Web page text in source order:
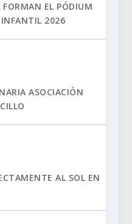
EL PÓDIUM
INFANTIL 2026
ASOCIACIÓN
AL SOL EN